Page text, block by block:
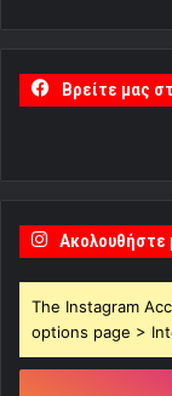
Βρείτε μας
Ακολουθήστε
The Instagram
options page >